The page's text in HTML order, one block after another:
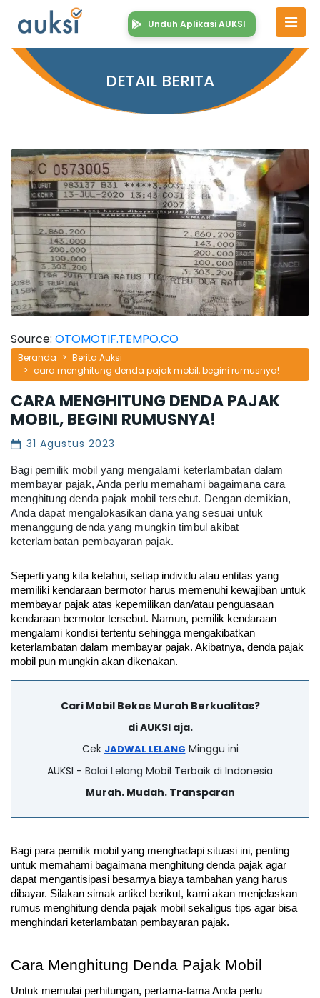
Unduh Aplikasi AUKSI
DETAIL BERITA
Beranda
Berita Auksi
cara menghitung denda pajak mobil, begini rumusnya!
CARA MENGHITUNG DENDA PAJAK
MOBIL, BEGINI RUMUSNYA!
31 Agustus 2023
Bagi pemilik mobil yang mengalami keterlambatan dalam
membayar pajak, Anda perlu memahami bagaimana cara
menghitung denda pajak mobil tersebut. Dengan demikian,
Anda dapat mengalokasikan dana yang sesuai untuk
menanggung denda yang mungkin timbul akibat
keterlambatan pembayaran pajak.
Seperti yang kita ketahui, setiap individu atau entitas yang
memiliki kendaraan bermotor harus memenuhi kewajiban untuk
membayar pajak atas kepemilikan dan/atau penguasaan
kendaraan bermotor tersebut. Namun, pemilik kendaraan
mengalami kondisi tertentu sehingga mengakibatkan
keterlambatan dalam membayar pajak. Akibatnya, denda pajak
mobil pun mungkin akan dikenakan.
Cari Mobil Bekas Murah Berkualitas?
di AUKSI aja.
Cek JADWAL LELANG Minggu ini
AUKSI - Balai Lelang Mobil Terbaik di Indonesia
Murah. Mudah. Transparan
Bagi para pemilik mobil yang menghadapi situasi ini, penting
untuk memahami bagaimana menghitung denda pajak agar
dapat mengantisipasi besarnya biaya tambahan yang harus
dibayar. Silakan simak artikel berikut, kami akan menjelaskan
rumus menghitung denda pajak mobil sekaligus tips agar bisa
menghindari keterlambatan pembayaran pajak.
Cara Menghitung Denda Pajak Mobil
Untuk memulai perhitungan, pertama-tama Anda perlu
Source: OTOMOTIF.TEMPO.CO